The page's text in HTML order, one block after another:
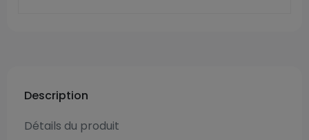
Description
Détails du produit